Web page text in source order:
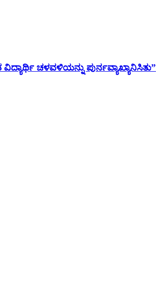
ಚಳವಳಿಯನ್ನು ಪುರ್ನವ್ಯಾಖ್ಯಾನಿಸಿತು”